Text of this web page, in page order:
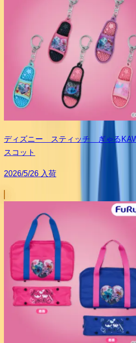
ディズニー スティッチ ぎゃる
スコット
2026/5/26 入荷